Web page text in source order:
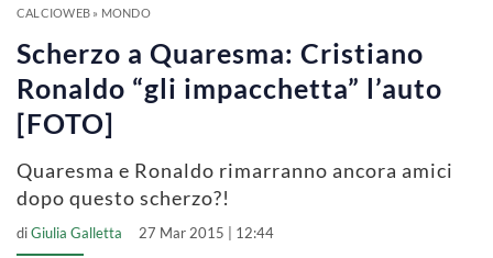
CALCIOWEB» MONDO
Scherzo a Quaresma: Cristiano
Ronaldo “gli impacchetta” l’auto
[FOTO]
Quaresma e Ronaldo rimarranno ancora amici
dopo questo scherzo?!
diGiulia Galletta 27 Mar 2015 | 12:44